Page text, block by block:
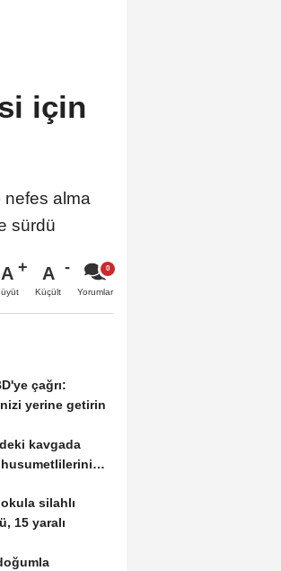
için
nefes alma
sürdü
A A
Küçült Yorumlar
çağrı:
yerine getirin
kavgada
silahlı
15 yaralı